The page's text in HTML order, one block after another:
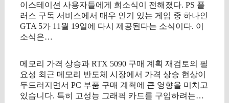
이스테이션 사용자들에게 희소식이 전해졌다. PS 플
러스 구독 서비스에서 매우 인기 있는 게임 중 하나인
GTA 5가 11월 19일에 다시 제공된다는 소식이다. 이
소식은…
메모리 가격 상승과 RTX 5090 구매 계획 재검토의 필
요성 최근 메모리 반도체 시장에서 가격 상승 현상이
두드러지면서 PC 부품 구매 계획에 큰 영향을 미치고
있습니다. 특히 고성능 그래픽 카드를 구입하려는…